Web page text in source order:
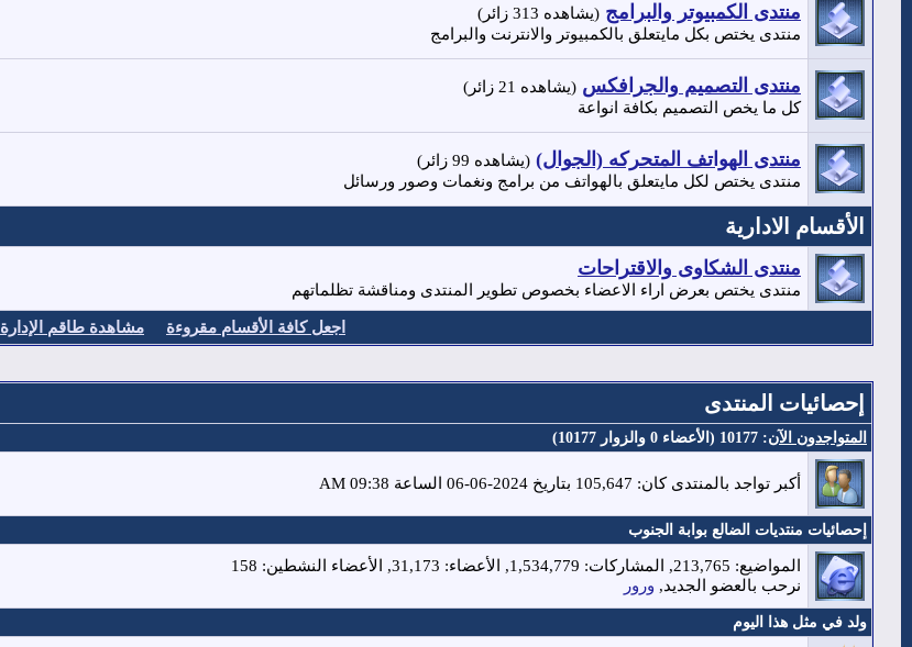
منتدى الكمبيوتر والبرامج (يشاهده 313 زائر)
منتدى يختص بكل مايتعلق بالكمبيوتر والانترنت والبرامج
منتدى التصميم والجرافكس (يشاهده 21 زائر)
كل ما يخص التصميم بكافة انواعة
منتدى الهواتف المتحركه (الجوال) (يشاهده 99 زائر)
منتدى يختص لكل مايتعلق بالهواتف من برامج ونغمات وصور ورسائل
الأقسام الادارية
منتدى الشكاوى والاقتراحات
منتدى يختص بعرض اراء الاعضاء بخصوص تطوير المنتدى ومناقشة تظلماتهم
اجعل كافة الأقسام مقروءة مشاهدة طاقم الإدارة
إحصائيات المنتدى
المتواجدون الآن: 10177 (الأعضاء 0 والزوار 10177)
أكبر تواجد بالمنتدى كان: 105,647 بتاريخ 2024-06-06 الساعة 09:38 AM
إحصائيات منتديات الضالع بوابة الجنوب
المواضيع: 213,765, المشاركات: 1,534,779, الأعضاء: 31,173,
الأعضاء النشطين: 158
نرحب بالعضو الجديد, ورور
ولد في مثل هذا اليوم